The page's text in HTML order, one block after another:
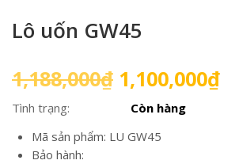
Lô uốn GW45
1,188,000₫ Giá
gốc
là:
1,188,000₫.
1,100,000₫Giá
Tình trạng:
Còn hàng
Mã sản phẩm: LU GW45
Bảo hành: